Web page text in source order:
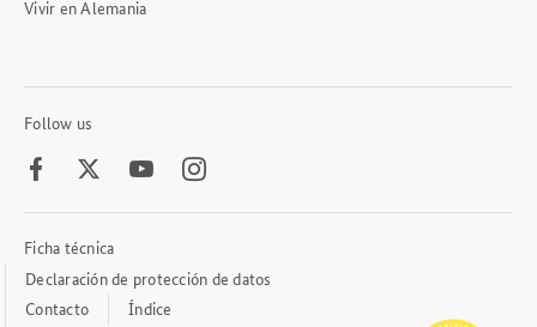
Vivir en Alemania
Follow us
FacebookTwitter Youtube
Footer
Meta
Links
Ficha técnica
Declaración de protección de datos
Contacto
Índice